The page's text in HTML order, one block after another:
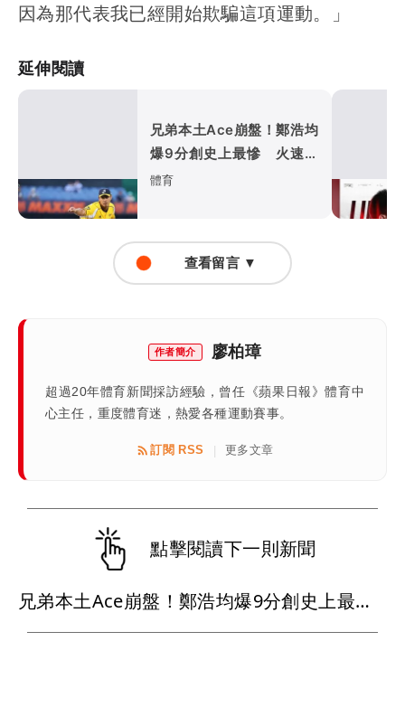
因為那代表我已經開始欺騙這項運動。」
延伸閱讀
兄弟本土Ace崩盤！鄭浩均
爆9分創史上最慘 火速下
放二軍
體育
查看留言 ▼
作者簡介 廖柏璋
超過20年體育新聞採訪經驗，曾任《蘋果日報》體育中
心主任，重度體育迷，熱愛各種運動賽事。
訂閱 RSS | 更多文章
點擊閱讀下一則新聞
兄弟本土Ace崩盤！鄭浩均爆9分創史上最慘 火速下放二軍